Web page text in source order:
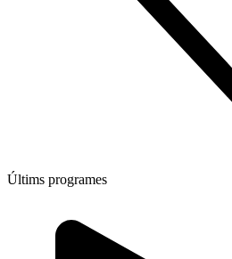
Últims programes